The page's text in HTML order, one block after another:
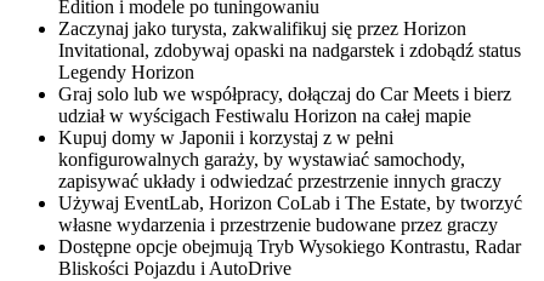
Edition i modele po tuningowaniu
Zaczynaj jako turysta, zakwalifikuj się przez Horizon
Invitational, zdobywaj opaski na nadgarstek i zdobądź status
Legendy Horizon
Graj solo lub we współpracy, dołączaj do Car Meets i bierz
udział w wyścigach Festiwalu Horizon na całej mapie
Kupuj domy w Japonii i korzystaj z w pełni
konfigurowalnych garaży, by wystawiać samochody,
zapisywać układy i odwiedzać przestrzenie innych graczy
Używaj EventLab, Horizon CoLab i The Estate, by tworzyć
własne wydarzenia i przestrzenie budowane przez graczy
Dostępne opcje obejmują Tryb Wysokiego Kontrastu, Radar
Bliskości Pojazdu i AutoDrive